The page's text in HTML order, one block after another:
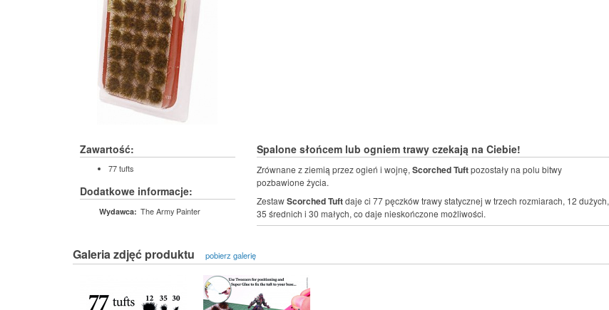
Zawartość:
77 tufts
Dodatkowe informacje:
Wydawca: The Army Painter
Spalone słońcem lub ogniem trawy czekają na Ciebie!
Zrównane z ziemią przez ogień i wojnę, Scorched Tuftpozostały na polu bitwy
pozbawione życia.
ZestawScorched Tuftdaje ci 77 pęczków trawy statycznej w trzech rozmiarach, 12 dużych,
35 średnich i 30 małych, co daje nieskończone możliwości.
Galeria zdjęć produktu pobierz galerię